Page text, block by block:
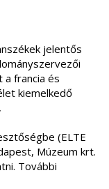
jelentős
francia és
kiemelkedő
(ELTE
Múzeum krt.
További